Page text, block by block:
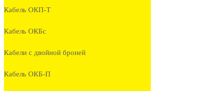
Кабель ОКП-Т
Кабель ОКБc
Кабели с двойной броней
Кабель ОКБ-П